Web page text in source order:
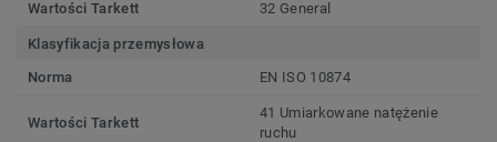
Wartości Tarkett 32 General
Klasyfikacja przemysłowa
Norma
EN ISO 10874
Wartości Tarkett
41 Umiarkowane natężenie
ruchu